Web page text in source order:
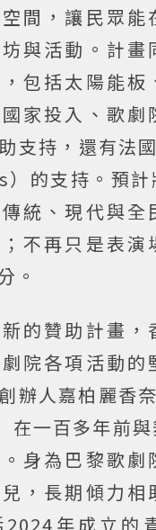
間，讓民眾能
與活動。計畫
包括太陽能板
家投入、歌劇
支持，還有法
的支持。預計
統、現代與全
不再只是表演
。
的贊助計畫，
院各項活動的
辦人嘉柏麗香
一百多年前與
身為巴黎歌劇
，長期傾力相
年成立的